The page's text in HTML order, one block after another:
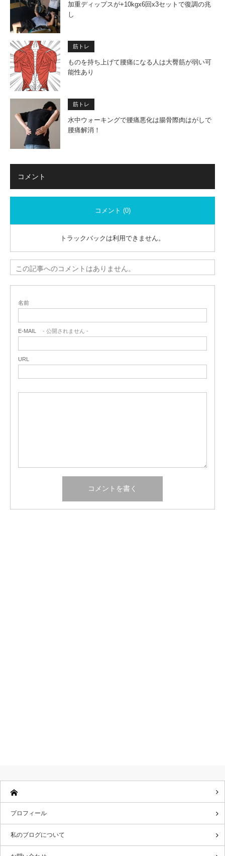
加重ディップスが+10kgx6回x3セットで復調の兆
し
筋トレ
ものを持ち上げて腰痛になる人は大臀筋が弱い可
能性あり
筋トレ
水中ウォーキングで腰痛悪化は腸骨際肉はがしで
腰痛解消！
コメント
コメント (0)
トラックバックは利用できません。
この記事へのコメントはありません。
名前
E-MAIL - 公開されません -
URL
プロフィール
私のブログについて